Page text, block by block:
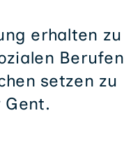
erhalten zu
Berufen
setzen zu
Gent.